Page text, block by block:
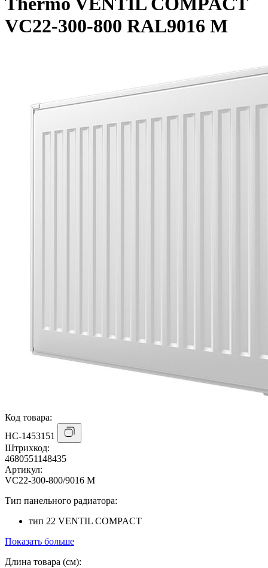
VC22-300-800 RAL9016 M
Код товара:
НС-1453151
Штрихкод:
4680551148435
Артикул:
VC22-300-800/9016 M
Тип панельного радиатора:
тип 22 VENTIL COMPACT
Показать больше
Длина товара (см):